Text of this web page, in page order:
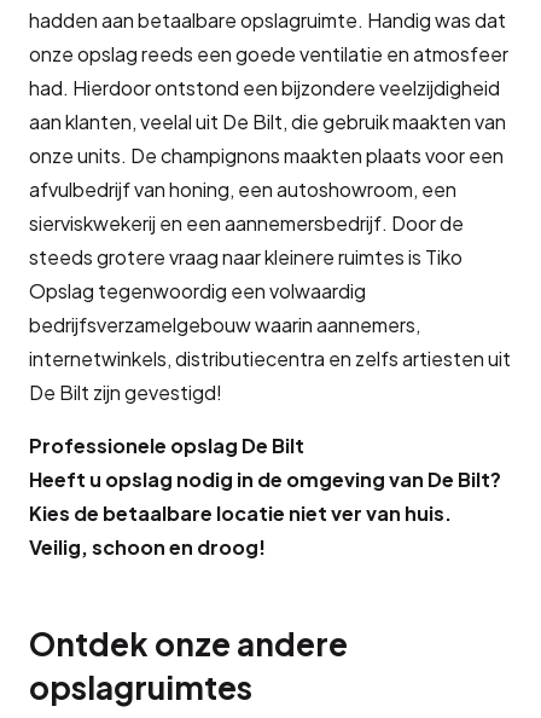
hadden aan betaalbare opslagruimte. Handig was dat
onze opslag reeds een goede ventilatie en atmosfeer
had. Hierdoor ontstond een bijzondere veelzijdigheid
aan klanten, veelal uit De Bilt, die gebruik maakten van
onze units. De champignons maakten plaats voor een
afvulbedrijf van honing, een autoshowroom, een
sierviskwekerij en een aannemersbedrijf. Door de
steeds grotere vraag naar kleinere ruimtes is Tiko
Opslag tegenwoordig een volwaardig
bedrijfsverzamelgebouw waarin aannemers,
internetwinkels, distributiecentra en zelfs artiesten uit
De Bilt zijn gevestigd!
Professionele opslag De Bilt
Heeft u opslag nodig in de omgeving van De Bilt?
Kies de betaalbare locatie niet ver van huis.
Veilig, schoon en droog!
Ontdek onze andere
opslagruimtes